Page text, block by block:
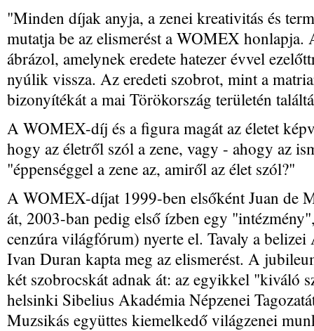
"Minden díjak anyja, a zenei kreativitás és
mutatja be az elismerést a WOMEX honlapja.
ábrázol, amelynek eredete hatezer évvel
nyúlik vissza. Az eredeti szobrot, mint a
bizonyítékát a mai Törökország területén
A WOMEX-díj és a figura magát az életet
hogy az életről szól a zene, vagy - ahogy az
"éppenséggel a zene az, amiről az élet szól?"
A WOMEX-díjat 1999-ben elsőként Juan de
át, 2003-ban pedig első ízben egy
cenzúra világfórum) nyerte el. Tavaly a
Ivan Duran kapta meg az elismerést. A
két szobrocskát adnak át: az egyikkel "kiváló
helsinki Sibelius Akadémia Népzenei
Muzsikás együttes kiemelkedő világzenei